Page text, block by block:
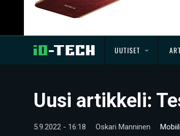
UUTISET
Uusi artikkeli:
5.9.2022 - 16:18 Oskari Manninen Mobiili